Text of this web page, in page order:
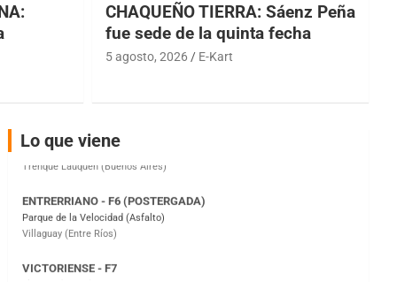
CHAQUEÑO TIERRA: Sáenz Peña
fue sede de la quinta fecha
5 agosto, 2026 E-Kart
Lo que viene
Baradero (Buenos Aires)
Ciudad de Trenque Lauquen (Asfalto)
Parque de la Velocidad (Asfalto)
Villaguay (Entre Ríos)
El Cerro (Tierra)
Victoria (Entre Ríos)
Moto Club Reginense (Tierra)